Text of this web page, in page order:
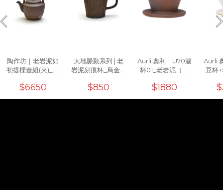
陶作坊｜老岩泥如
初提樑壺組(火)_一
壺兩杯
$6650
大地脈動系列 | 老
岩泥刻痕杯_烏金黑
(工藝款)10oz
$850
Aurli 奧利｜U70濾
杯01_老岩泥（上
釉）
$1880
Aurli
豆杯
+白
濾杯